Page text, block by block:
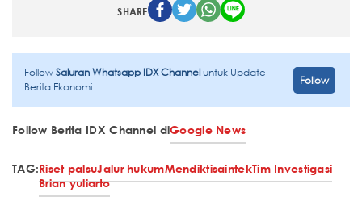
SHARE
FollowSaluran Whatsapp IDX Channeluntuk Update
Berita Ekonomi
Follow
Follow Berita IDX Channel diGoogle News
TAG:Riset palsuJalur hukumMendiktisaintekTim Investigasi
Brian yuliarto